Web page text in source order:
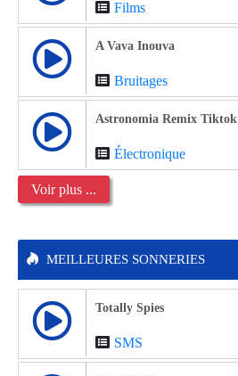
Films
A Vava Inouva
Bruitages
Astronomia Remix Tiktok
Électronique
Voir plus ...
MEILLEURES SONNERIES
Totally Spies
SMS